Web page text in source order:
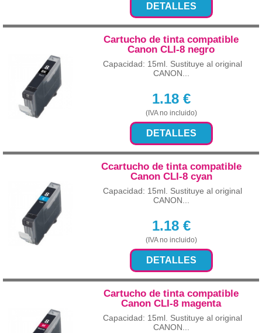
DETALLES
Cartucho de tinta compatible
Canon CLI-8 negro
Capacidad: 15ml. Sustituye al original
CANON...
1.18€
(IVA no incluido)
DETALLES
Ccartucho de tinta compatible
Canon CLI-8 cyan
Capacidad: 15ml. Sustituye al original
CANON...
1.18€
(IVA no incluido)
DETALLES
Cartucho de tinta compatible
Canon CLI-8 magenta
Capacidad: 15ml. Sustituye al original
CANON...